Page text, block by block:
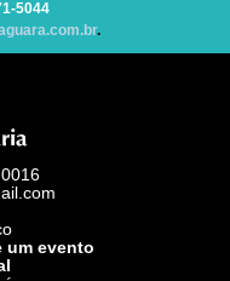
5044
.
um evento